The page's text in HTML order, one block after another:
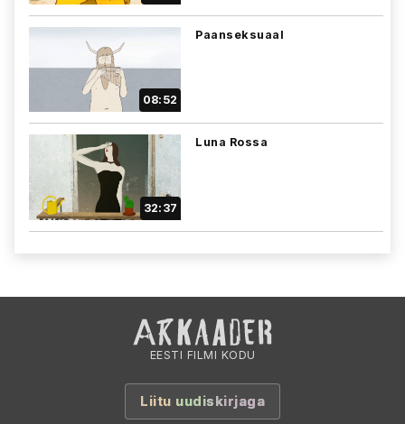
08:52
Paanseksuaal
32:37
Luna Rossa
EESTI FILMI KODU
Liitu uudiskirjaga